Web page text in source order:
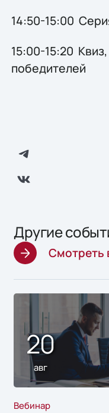
14:50-15:00
15:00-15:20
победителей
Другие
Смотреть
20
авг
Вебинар